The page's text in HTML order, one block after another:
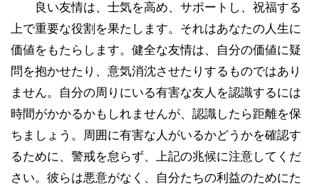
良い友情は、士気を高め、サポートし、祝福する
上で重要な役割を果たします。それはあなたの人生に
価値をもたらします。健全な友情は、自分の価値に疑
問を抱かせたり、意気消沈させたりするものではあり
ません。自分の周りにいる有害な友人を認識するには
時間がかかるかもしれませんが、認識したら距離を保
ちましょう。周囲に有害な人がいるかどうかを確認す
るために、警戒を怠らず、上記の兆候に注意してくだ
さい。彼らは悪意がなく、自分たちの利益のためにた